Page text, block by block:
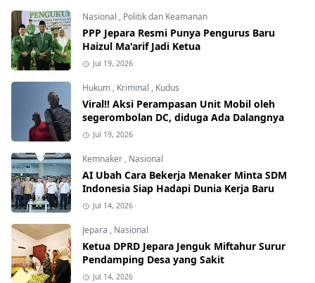
Nasional , Politik dan Keamanan
PPP Jepara Resmi Punya Pengurus Baru
Haizul Ma'arif Jadi Ketua
Jul 19, 2026
Hukum, Kriminal , Kudus
Viral!! Aksi Perampasan Unit Mobil oleh
segerombolan DC, diduga Ada Dalangnya
Jul 19, 2026
Kemnaker, Nasional
AI Ubah Cara Bekerja Menaker Minta SDM
Indonesia Siap Hadapi Dunia Kerja Baru
Jul 14, 2026
Jepara , Nasional
Ketua DPRD Jepara Jenguk Miftahur Surur
Pendamping Desa yang Sakit
Jul 14, 2026